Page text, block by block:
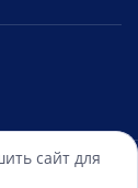
сайт для